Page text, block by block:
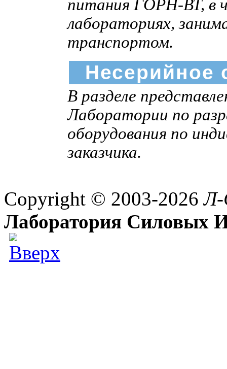
питания ГОРН-ВТ, в
лабораториях,
транспортом.
Несерийное
В разделе
Лаборатории по
оборудования по
заказчика.
Copyright © 2003-2026
Лаборатория Силовых